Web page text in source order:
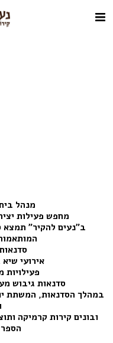
מנהל
מחפש פעילות
אירועי
פעילויות
סדנאות גיבוש